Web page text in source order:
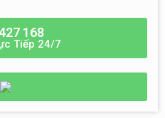
168
Tiếp 24/7